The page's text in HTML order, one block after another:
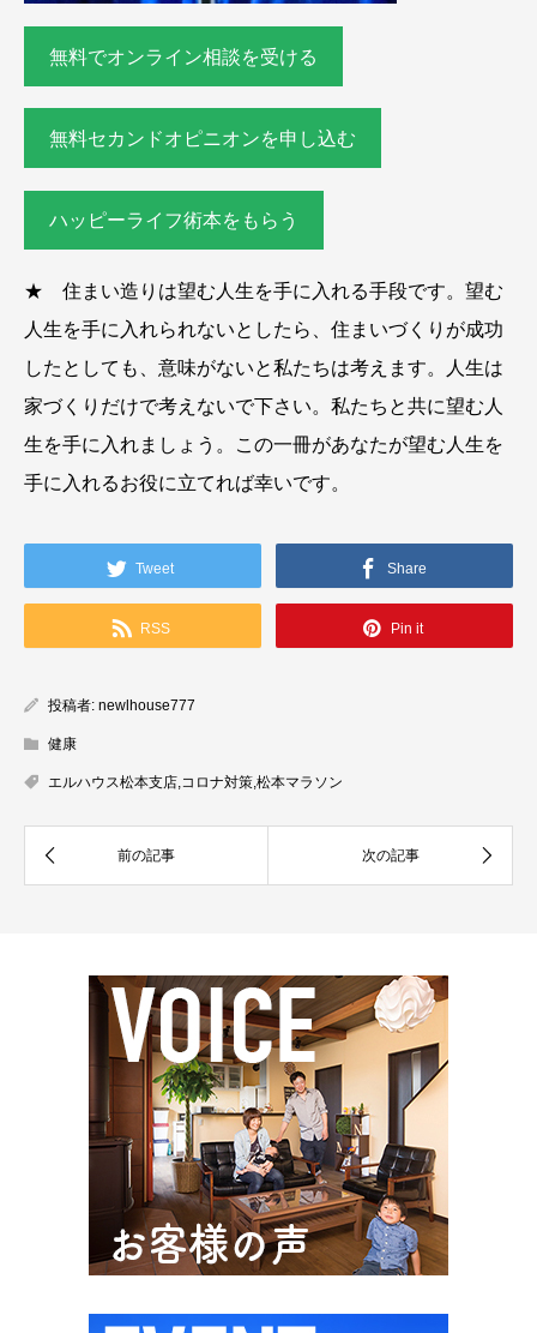
無料でオンライン相談を受ける
無料セカンドオピニオンを申し込む
ハッピーライフ術本をもらう
★ 住まい造りは望む人生を手に入れる手段です。望む
人生を手に入れられないとしたら、住まいづくりが成功
したとしても、意味がないと私たちは考えます。人生は
家づくりだけで考えないで下さい。私たちと共に望む人
生を手に入れましょう。この一冊があなたが望む人生を
手に入れるお役に立てれば幸いです。
Tweet Share
RSS Pin it
投稿者: newlhouse777
健康
エルハウス松本支店,コロナ対策,松本マラソン